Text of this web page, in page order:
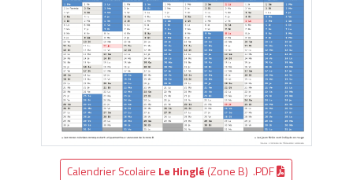
Calendrier Scolaire Le Hinglé (Zone B) .PDF